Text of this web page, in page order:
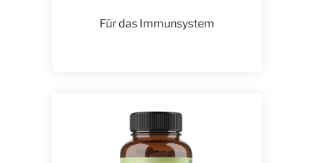
Für das Immunsystem